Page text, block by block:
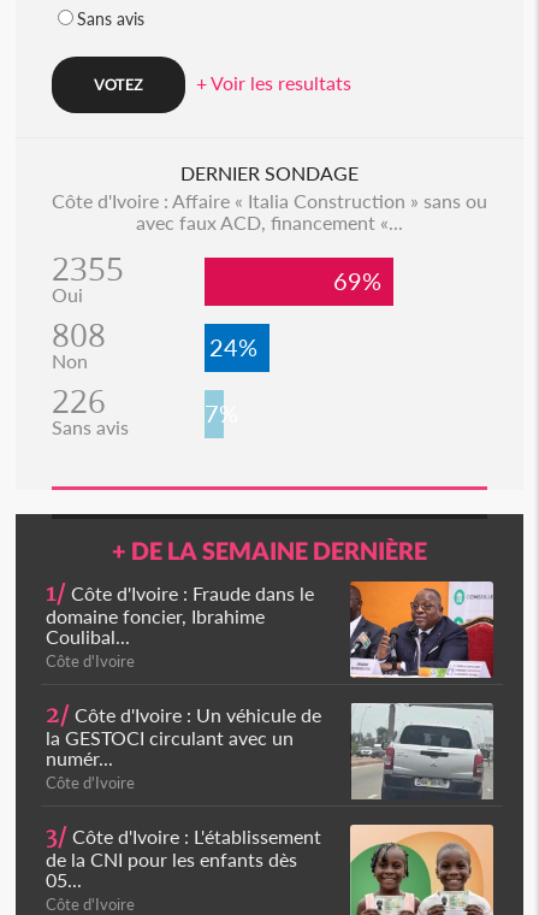
Sans avis
+ Voir les resultats
DERNIER SONDAGE
Côte d'Ivoire : Affaire « Italia Construction » sans ou
avec faux ACD, financement «...
2355
Oui 69%
808
Non 24%
226
Sans avis 7%
+ DE LA SEMAINE DERNIÈRE
1/ Côte d'Ivoire : Fraude dans le
domaine foncier, Ibrahime
Coulibal...
Côte d'Ivoire
2/ Côte d'Ivoire : Un véhicule de
la GESTOCI circulant avec un
numér...
Côte d'Ivoire
3/ Côte d'Ivoire : L'établissement
de la CNI pour les enfants dès
05...
Côte d'Ivoire